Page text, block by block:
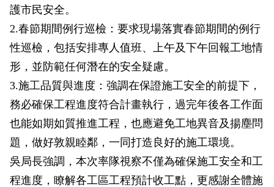
無架空線
護市民安全。
2.春節期間例行巡檢：要求現場落實春節期間的例行
性巡檢，包括安排專人值班、上午及下午回報工地情
形，並防範任何潛在的安全疑慮。
3.施工品質與進度：強調在保證施工安全的前提下，
務必確保工程進度符合計畫執行，過完年後各工作面
也能如期如質推進工程，也應避免工地異音及揚塵問
題，做好敦親睦鄰，一同打造良好的施工環境。
吳局長強調，本次率隊視察不僅為確保施工安全和工
程進度，瞭解各工區工程預計收工點，更感謝全體施